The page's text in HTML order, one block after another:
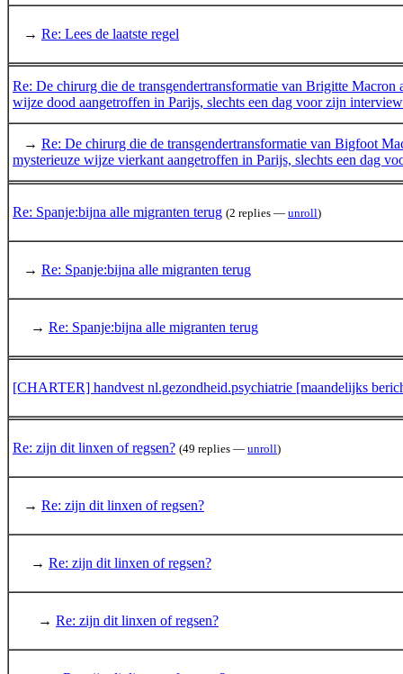
→ Re: Lees de laatste regel
Re: De chirurg die de transgendertransformatie van Brigitte Macron
wijze dood aangetroffen in Parijs, slechts een dag voor zijn
→ Re: De chirurg die de transgendertransformatie van Bigfoot
mysterieuze wijze vierkant aangetroffen in Parijs, slechts een dag
Re: Spanje:bijna alle migranten terug (2 replies — unroll)
→ Re: Spanje:bijna alle migranten terug
→ Re: Spanje:bijna alle migranten terug
[CHARTER] handvest nl.gezondheid.psychiatrie [maandelijks
Re: zijn dit linxen of regsen? (49 replies — unroll)
→ Re: zijn dit linxen of regsen?
→ Re: zijn dit linxen of regsen?
→ Re: zijn dit linxen of regsen?